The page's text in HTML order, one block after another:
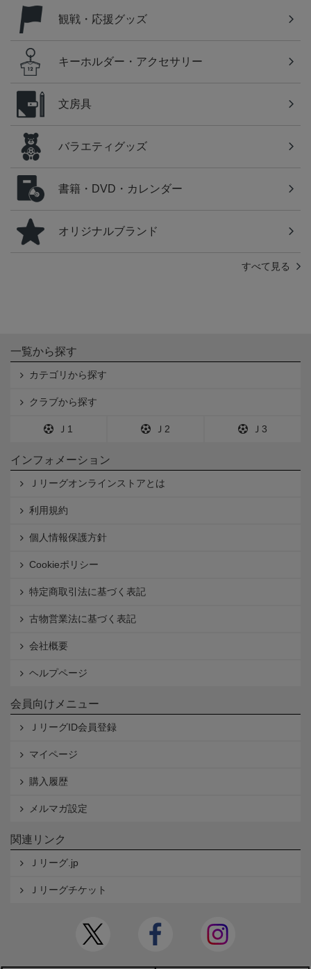
観戦・応援グッズ
キーホルダー・アクセサリー
文房具
バラエティグッズ
書籍・DVD・カレンダー
オリジナルブランド
すべて見る
一覧から探す
カテゴリから探す
クラブから探す
Ｊ1 Ｊ2 Ｊ3
インフォメーション
Ｊリーグオンラインストアとは
利用規約
個人情報保護方針
Cookieポリシー
特定商取引法に基づく表記
古物営業法に基づく表記
会社概要
ヘルプページ
会員向けメニュー
ＪリーグID会員登録
マイページ
購入履歴
メルマガ設定
関連リンク
Ｊリーグ.jp
Ｊリーグチケット